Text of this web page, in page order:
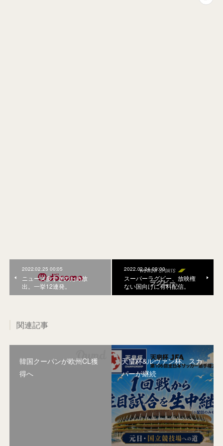
2022.02.25 00:05
ニュース多すぎのため放
出。一挙12連発。
2022.02.24 09:00
スーパーラグビー、放映権
ない国向けに有料配信。
関連記事
韓国クーパンが欧州CL獲
得へ
天皇杯&ルヴァン杯、スカ
パーが継続